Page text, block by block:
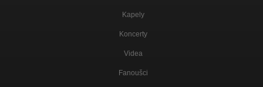
Kapely
Koncerty
Videa
Fanoušci